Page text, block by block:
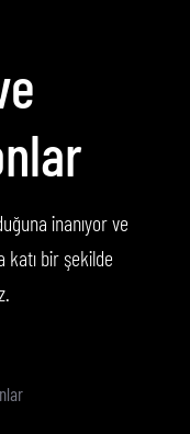
inanıyor ve
bir şekilde